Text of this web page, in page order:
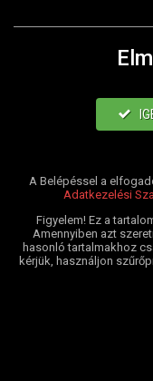
A Belépéssel a
Adatkezelési
Figyelem! Ez a
Amennyiben azt
hasonló tartalmakhoz
kérjük, használjon